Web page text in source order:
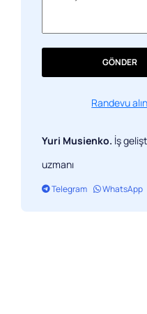
GÖNDER
Randevu alın
Yuri Musienko. İş
uzmanı
Telegram WhatsApp